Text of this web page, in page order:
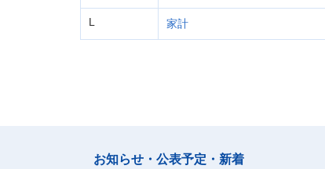
L 家計
お知らせ・公表予定・新着